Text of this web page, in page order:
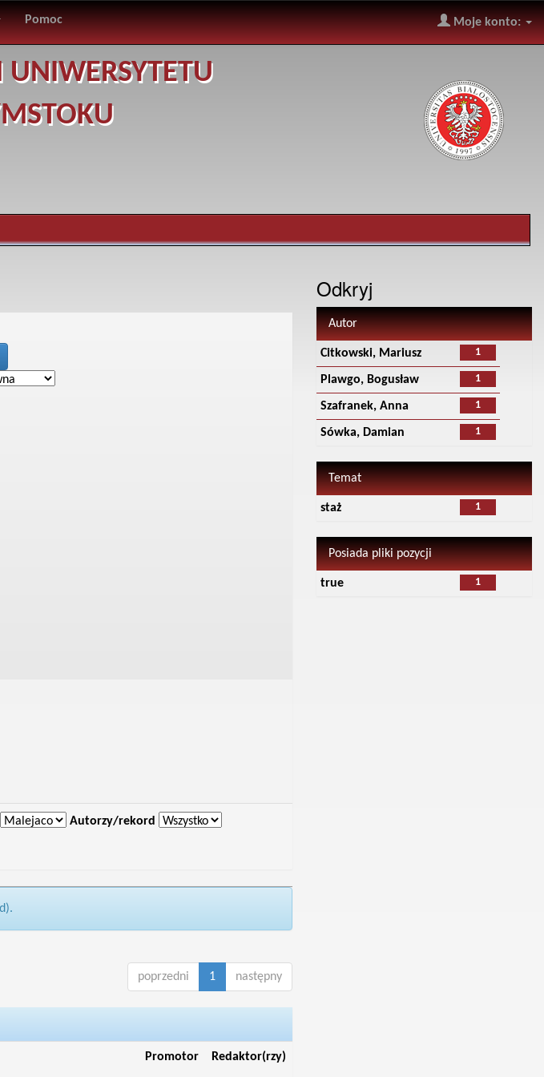
Pomoc Moje konto:
UNIWERSYTETU
Autorzy/rekord
poprzedni 1 następny
Promotor Redaktor(rzy)
Odkryj
Autor
1
Citkowski, Mariusz
1
Plawgo, Bogusław
1
Szafranek, Anna
1
Sówka, Damian
Temat
1
staż
Posiada pliki pozycji
1
true